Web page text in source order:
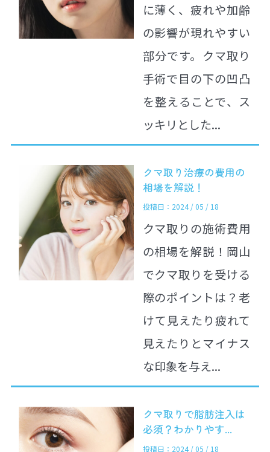
に薄く、疲れや加齢
の影響が現れやすい
部分です。クマ取り
手術で目の下の凹凸
を整えることで、ス
ッキリとした...
クマ取り治療の費用の
相場を解説！
投稿日：2024 / 05 / 18
クマ取りの施術費用
の相場を解説！岡山
でクマ取りを受ける
際のポイントは？老
けて見えたり疲れて
見えたりとマイナス
な印象を与え...
クマ取りで脂肪注入は
必須？わかりやす...
投稿日：2024 / 05 / 18